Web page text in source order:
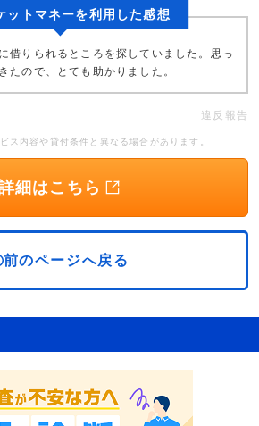
ットマネーを利用した感想
借りられるところを探していました。思っ
たので、とても助かりました。
違反報告
ス内容や貸付条件と異なる場合があります。
細はこちら
前のページへ戻る